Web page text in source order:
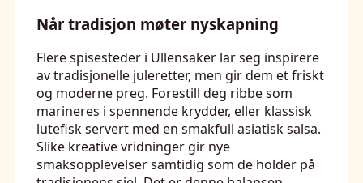
Når tradisjon møter nyskapning
Flere spisesteder i Ullensaker lar seg inspirere
av tradisjonelle juleretter, men gir dem et friskt
og moderne preg. Forestill deg ribbe som
marineres i spennende krydder, eller klassisk
lutefisk servert med en smakfull asiatisk salsa.
Slike kreative vridninger gir nye
smaksopplevelser samtidig som de holder på